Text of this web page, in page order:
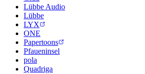
Lübbe Audio
Lübbe
LYX
ONE
Papertoons
Pfaueninsel
pola
Quadriga